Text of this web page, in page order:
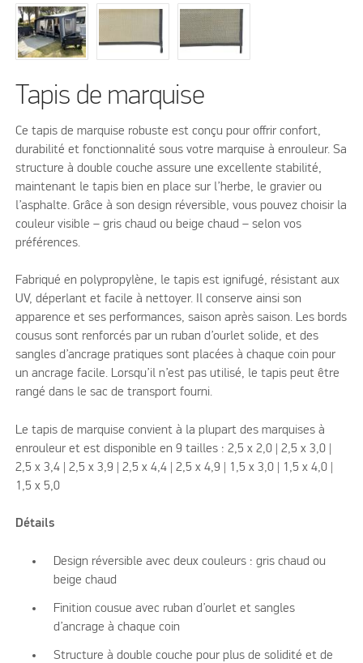
Tapis de marquise
Ce tapis de marquise robuste est conçu pour offrir confort,
durabilité et fonctionnalité sous votre marquise à enrouleur. Sa
structure à double couche assure une excellente stabilité,
maintenant le tapis bien en place sur l’herbe, le gravier ou
l’asphalte. Grâce à son design réversible, vous pouvez choisir la
couleur visible – gris chaud ou beige chaud – selon vos
préférences.
Fabriqué en polypropylène, le tapis est ignifugé, résistant aux
UV, déperlant et facile à nettoyer. Il conserve ainsi son
apparence et ses performances, saison après saison. Les bords
cousus sont renforcés par un ruban d’ourlet solide, et des
sangles d’ancrage pratiques sont placées à chaque coin pour
un ancrage facile. Lorsqu’il n’est pas utilisé, le tapis peut être
rangé dans le sac de transport fourni.
Le tapis de marquise convient à la plupart des marquises à
enrouleur et est disponible en 9 tailles : 2,5 x 2,0 | 2,5 x 3,0 |
2,5 x 3,4 | 2,5 x 3,9 | 2,5 x 4,4 | 2,5 x 4,9 | 1,5 x 3,0 | 1,5 x 4,0 |
1,5 x 5,0
Détails
Design réversible avec deux couleurs : gris chaud ou
beige chaud
Finition cousue avec ruban d’ourlet et sangles
d’ancrage à chaque coin
Structure à double couche pour plus de solidité et de